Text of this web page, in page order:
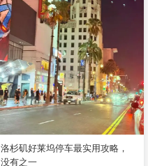
洛杉矶好莱坞停车最实用攻略，
没有之一